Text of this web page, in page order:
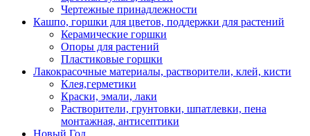
Чертежные принадлежности
Кашпо, горшки для цветов, поддержки для растений
Керамические горшки
Опоры для растений
Пластиковые горшки
Лакокрасочные материалы, растворители, клей, кисти
Клея,герметики
Краски, эмали, лаки
Растворители, грунтовки, шпатлевки, пена
монтажная, антисептики